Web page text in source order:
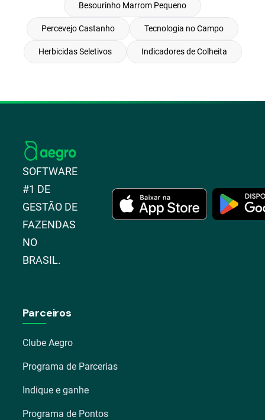
Besourinho Marrom Pequeno
Percevejo Castanho Tecnologia no Campo
Herbicidas Seletivos Indicadores de Colheita
SOFTWARE
#1 DE
GESTÃO DE
FAZENDAS
NO
BRASIL.
Parceiros
Clube Aegro
Programa de Parcerias
Indique e ganhe
Programa de Pontos